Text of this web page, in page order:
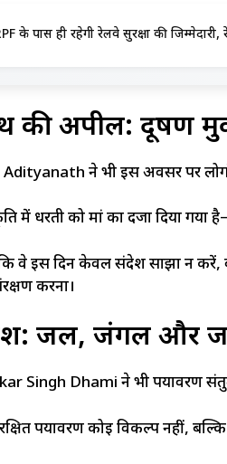
के पास ही रहेगी रेलवे सुरक्षा की
की अपील:
Adityanath ने भी इस अवसर पर
में धरती को मां का दर्जा दिया
कि वे इस दिन केवल संदेश साझा न
करना।
जल, जंगल और
Singh Dhami ने भी पर्यावरण
पर्यावरण कोई विकल्प नहीं, बल्कि